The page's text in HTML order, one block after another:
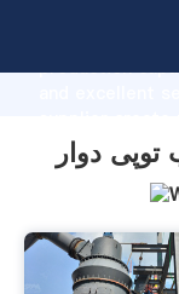
production
customers.